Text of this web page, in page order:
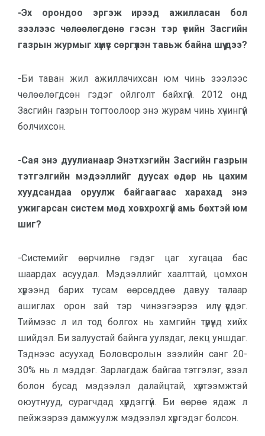
-Эх орондоо эргэж ирээд ажилласан бол
зээлээс чөлөөлөгдөнө гэсэн тэр үеийн Засгийн
газрын журмыг хүмүүс сөргүүлэн тавьж байна шүү дээ?
-Би таван жил ажиллачихсан юм чинь зээлээс
чөлөөлөгдсөн гэдэг ойлголт байхгүй. 2012 онд
Засгийн газрын тогтоолоор энэ журам чинь хүчингүй
болчихсон.
-Сая энэ дуулианаар Энэтхэгийн Засгийн газрын
тэтгэлгийн мэдээллийг дуусах өдөр нь цахим
хуудсандаа оруулж байгаагаас харахад энэ
ужигарсан систем мөд ховхрохгүй амь бөхтэй юм
шиг?
-Системийг өөрчилнө гэдэг цаг хугацаа бас
шаардах асуудал. Мэдээллийг хаалттай, цомхон
хүрээнд барих тусам өөрсөддөө давуу талаар
ашиглах орон зай тэр чинээгээрээ илүү үүсдэг.
Тиймээс л ил тод болгох нь хамгийн түрүүнд хийх
шийдэл. Би залуустай байнга уулздаг, лекц уншдаг.
Тэднээс асуухад Боловсролын зээлийн санг 20-
30% нь л мэддэг. Зарлагдаж байгаа тэтгэлэг, зээл
болон бусад мэдээлэл далайцтай, хүртээмжтэй
оюутнууд, сурагчдад хүрдэггүй. Би өөрөө ядаж л
пейжээрээ дамжуулж мэдээлэл хүргэдэг болсон.